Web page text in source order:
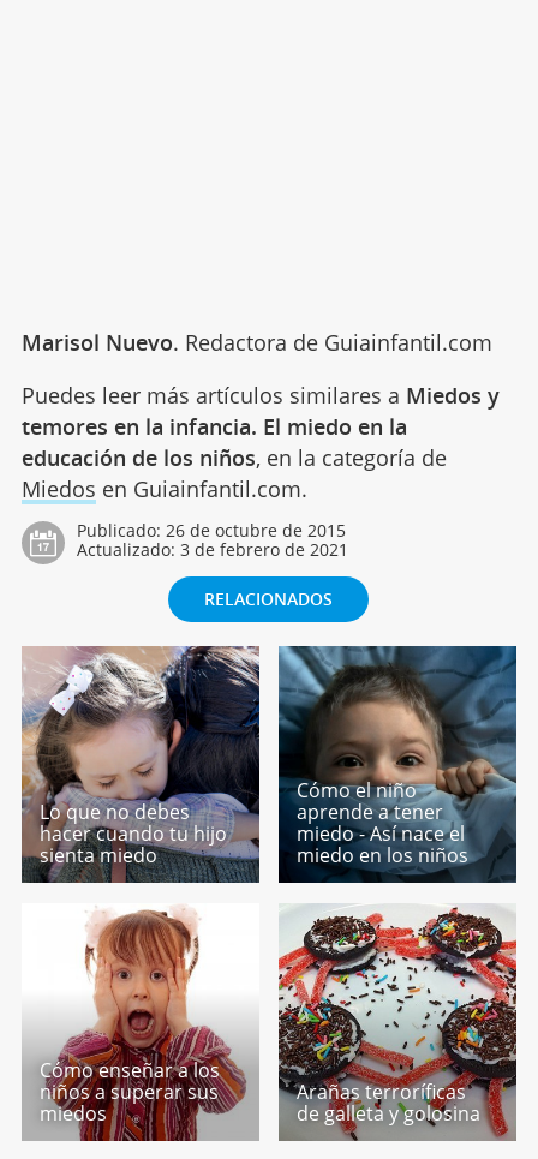
Marisol Nuevo. Redactora de Guiainfantil.com
Puedes leer más artículos similares a Miedos y
temores en la infancia. El miedo en la
educación de los niños, en la categoría de
Miedos en Guiainfantil.com.
Publicado: 26 de octubre de 2015
Actualizado: 3 de febrero de 2021
RELACIONADOS
Lo que no debes
hacer cuando tu hijo
sienta miedo
Cómo el niño
aprende a tener
miedo - Así nace el
miedo en los niños
Cómo enseñar a los
niños a superar sus
miedos
Arañas terroríficas
de galleta y golosina